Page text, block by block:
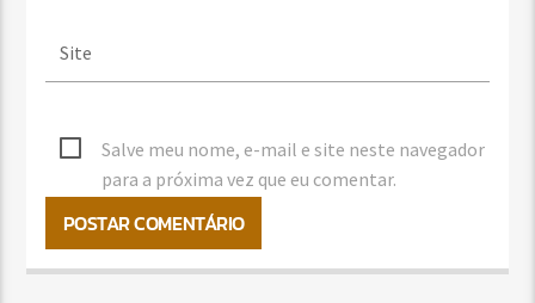
Salve meu nome, e-mail e site neste navegador
para a próxima vez que eu comentar.